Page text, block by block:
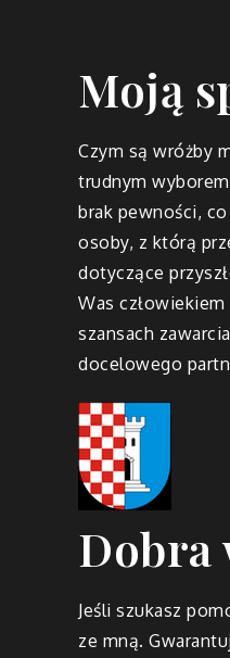
Moją
Czym są wróżby
trudnym
brak pewności,
osoby, z którą
dotyczące
Was
szansach
docelowego
Dobra
Jeśli szukasz
ze mną.